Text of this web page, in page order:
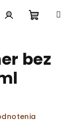
košík
bez